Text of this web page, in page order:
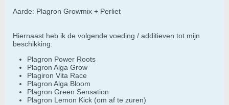
Aarde: Plagron Growmix + Perliet
Hiernaast heb ik de volgende voeding / additieven tot mijn
beschikking:
Plagron Power Roots
Plagron Alga Grow
Plagiron Vita Race
Plagron Alga Bloom
Plagron Green Sensation
Plagron Lemon Kick (om af te zuren)